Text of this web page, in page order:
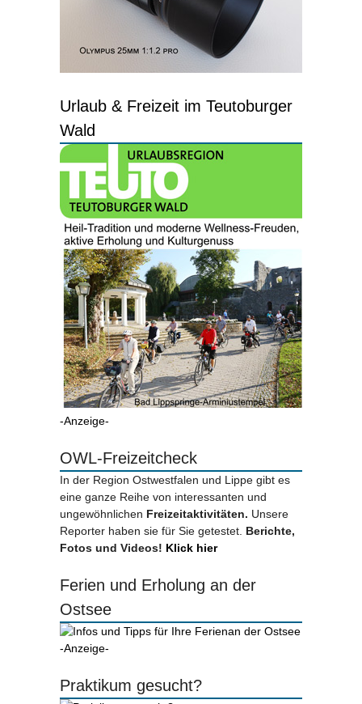
Urlaub & Freizeit im Teutoburger
Wald
-Anzeige-
OWL-Freizeitcheck
In der Region Ostwestfalen und Lippe gibt es
eine ganze Reihe von interessanten und
ungewöhnlichen Freizeitaktivitäten. Unsere
Reporter haben sie für Sie getestet. Berichte,
Fotos und Videos! Klick hier
Ferien und Erholung an der
Ostsee
-Anzeige-
Praktikum gesucht?